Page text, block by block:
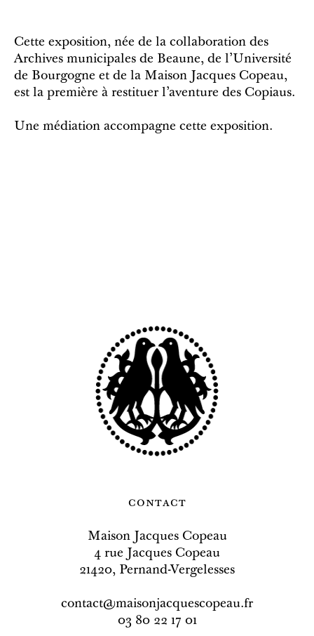
Cette exposition, née de la collaboration des
Archives municipales de Beaune, de l’Université
de Bourgogne et de la Maison Jacques Copeau,
est la première à restituer l’aventure des Copiaus.
Une médiation accompagne cette exposition.
contact
Maison Jacques Copeau
4 rue Jacques Copeau
21420, Pernand-Vergelesses
contact@maisonjacquescopeau.fr
03 80 22 17 01